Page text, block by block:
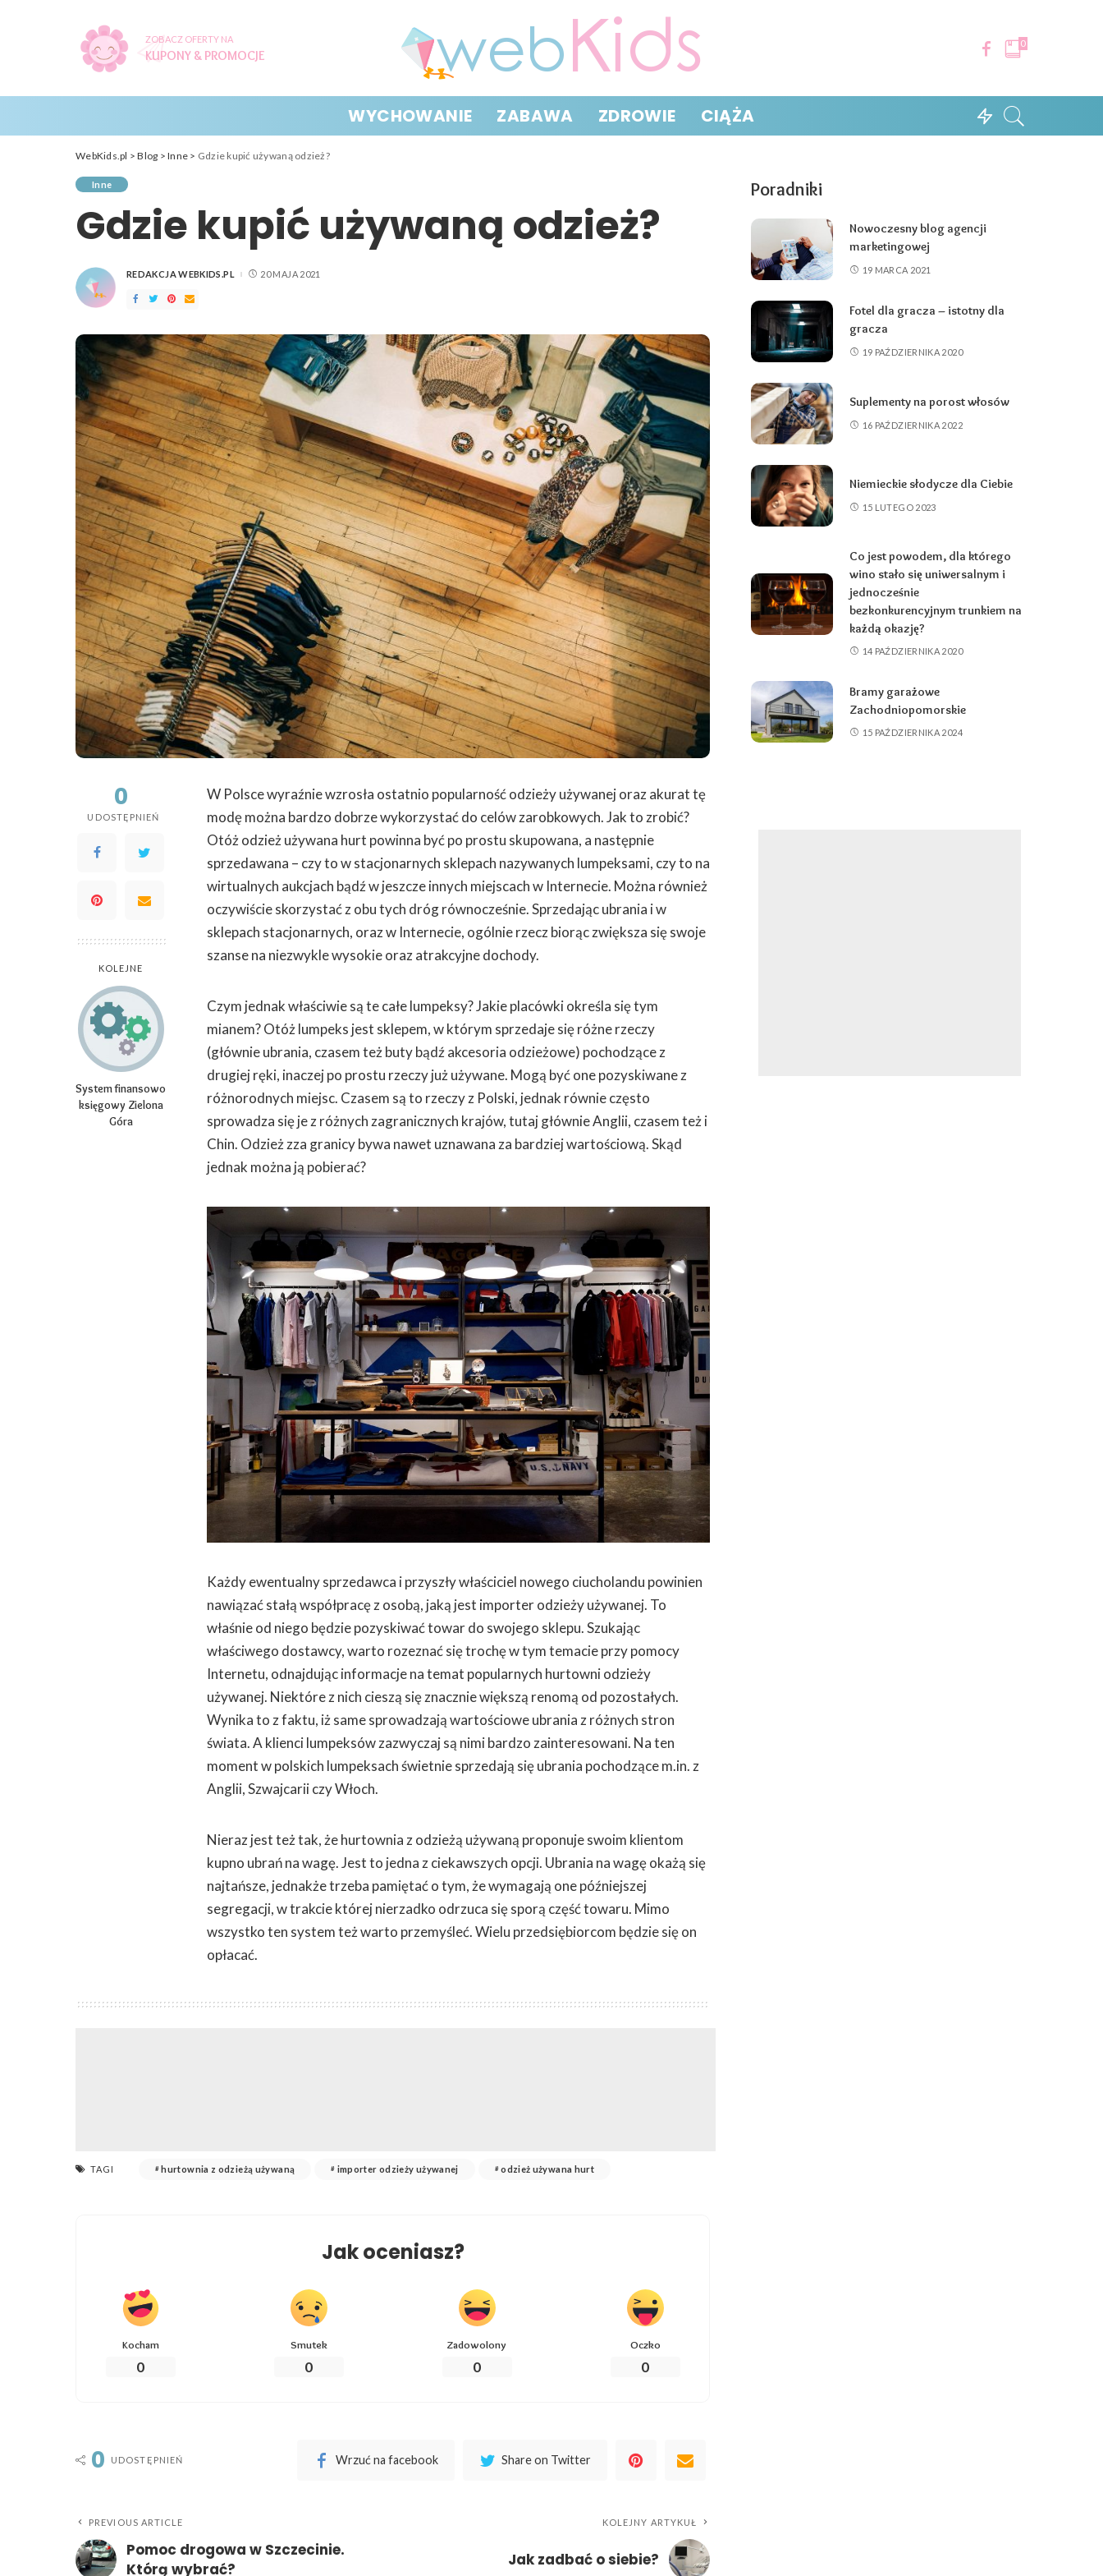
ZOBACZ OFERTY NA
KUPONY & PROMOCJE
0
WYCHOWANIE ZABAWA ZDROWIE CIĄŻA
WebKids.pl >Blog >Inne > Gdzie kupić używaną odzież?
Inne
Gdzie kupić używaną odzież?
POSTED
REDAKCJA WEBKIDS.PL 20 MAJA 2021
0
UDOSTĘPNIEŃ
KOLEJNE
System finansowo
księgowy Zielona
Góra
W Polsce wyraźnie wzrosła ostatnio popularność odzieży używanej oraz akurat tę
modę można bardzo dobrze wykorzystać do celów zarobkowych. Jak to zrobić?
Otóż odzież używana hurt powinna być po prostu skupowana, a następnie
sprzedawana – czy to w stacjonarnych sklepach nazywanych lumpeksami, czy to na
wirtualnych aukcjach bądź w jeszcze innych miejscach w Internecie. Można również
oczywiście skorzystać z obu tych dróg równocześnie. Sprzedając ubrania i w
sklepach stacjonarnych, oraz w Internecie, ogólnie rzecz biorąc zwiększa się swoje
szanse na niezwykle wysokie oraz atrakcyjne dochody.
Czym jednak właściwie są te całe lumpeksy? Jakie placówki określa się tym
mianem? Otóż lumpeks jest sklepem, w którym sprzedaje się różne rzeczy
(głównie ubrania, czasem też buty bądź akcesoria odzieżowe) pochodzące z
drugiej ręki, inaczej po prostu rzeczy już używane. Mogą być one pozyskiwane z
różnorodnych miejsc. Czasem są to rzeczy z Polski, jednak równie często
sprowadza się je z różnych zagranicznych krajów, tutaj głównie Anglii, czasem też i
Chin. Odzież zza granicy bywa nawet uznawana za bardziej wartościową. Skąd
jednak można ją pobierać?
Każdy ewentualny sprzedawca i przyszły właściciel nowego ciucholandu powinien
nawiązać stałą współpracę z osobą, jaką jest importer odzieży używanej. To
właśnie od niego będzie pozyskiwać towar do swojego sklepu. Szukając
właściwego dostawcy, warto rozeznać się trochę w tym temacie przy pomocy
Internetu, odnajdując informacje na temat popularnych hurtowni odzieży
używanej. Niektóre z nich cieszą się znacznie większą renomą od pozostałych.
Wynika to z faktu, iż same sprowadzają wartościowe ubrania z różnych stron
świata. A klienci lumpeksów zazwyczaj są nimi bardzo zainteresowani. Na ten
moment w polskich lumpeksach świetnie sprzedają się ubrania pochodzące m.in. z
Anglii, Szwajcarii czy Włoch.
Nieraz jest też tak, że hurtownia z odzieżą używaną proponuje swoim klientom
kupno ubrań na wagę. Jest to jedna z ciekawszych opcji. Ubrania na wagę okażą się
najtańsze, jednakże trzeba pamiętać o tym, że wymagają one późniejszej
segregacji, w trakcie której nierzadko odrzuca się sporą część towaru. Mimo
wszystko ten system też warto przemyśleć. Wielu przedsiębiorcom będzie się on
opłacać.
TAGI hurtownia z odzieżą używaną importer odzieży używanej odzież używana hurt
Jak oceniasz?
Kocham
0
Smutek
0
Zadowolony
0
Oczko
0
0 UDOSTĘPNIEŃ Wrzuć na facebook Share on Twitter
PREVIOUS ARTICLE
Pomoc drogowa w Szczecinie.
Którą wybrać?
KOLEJNY ARTYKUŁ
Jak zadbać o siebie?
Poradniki
Nowoczesny blog agencji
marketingowej
19 MARCA 2021
Fotel dla gracza – istotny dla
gracza
19 PAŹDZIERNIKA 2020
Suplementy na porost włosów
16 PAŹDZIERNIKA 2022
Niemieckie słodycze dla Ciebie
15 LUTEGO 2023
Co jest powodem, dla którego
wino stało się uniwersalnym i
jednocześnie
bezkonkurencyjnym trunkiem na
każdą okazję?
14 PAŹDZIERNIKA 2020
Bramy garażowe
Zachodniopomorskie
15 PAŹDZIERNIKA 2024